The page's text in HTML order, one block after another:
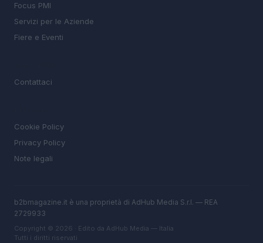
Focus PMI
Servizi per le Aziende
Fiere e Eventi
Contattaci
Cookie Policy
Privacy Policy
Note legali
b2bmagazine.it è una proprietà di AdHub Media S.r.l. — REA
2729933
Copyright © 2026 · Edito da AdHub Media — Italia
Tutti i diritti riservati